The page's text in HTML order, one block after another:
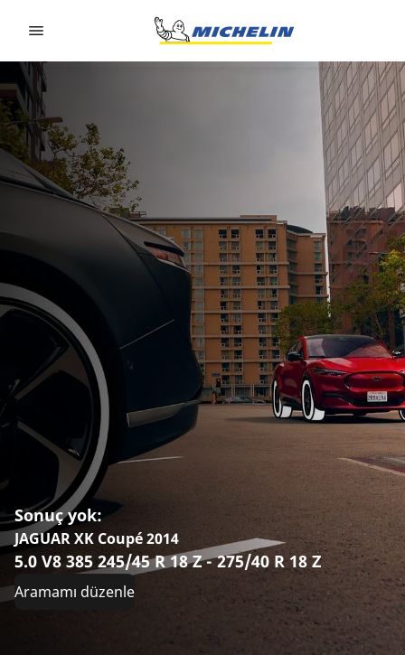
Sonuç yok:
JAGUAR XK Coupé 2014
5.0 V8 385 245/45 R 18 Z - 275/40 R 18 Z
Aramamı düzenle